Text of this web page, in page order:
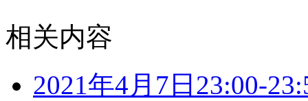
相关内容
2021年4月7日23:00-